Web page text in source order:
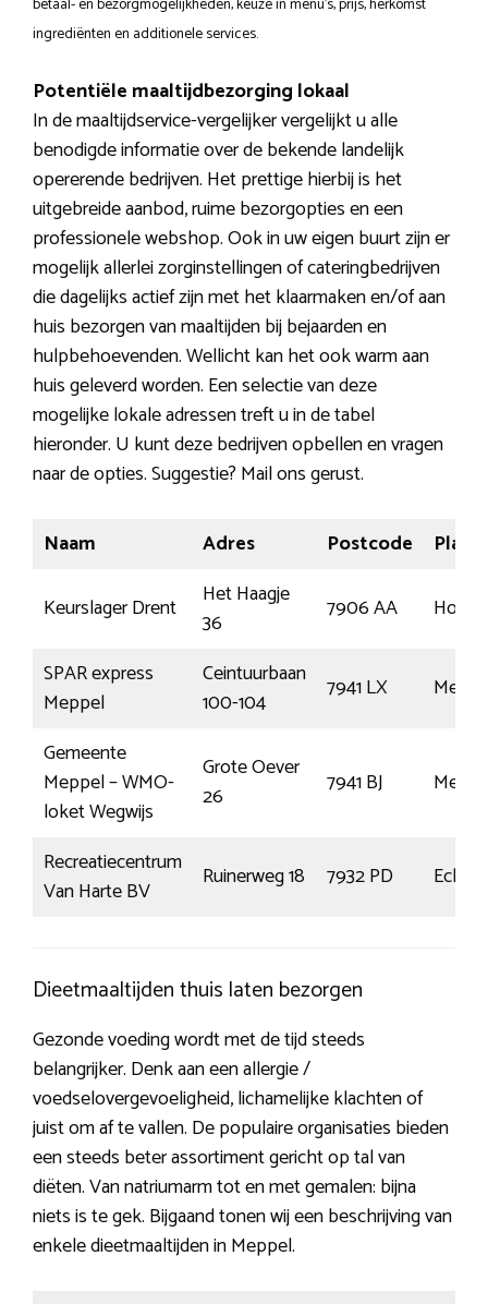
ingrediënten en additionele services.
Potentiële maaltijdbezorging lokaal
In de maaltijdservice-vergelijker vergelijkt u alle
benodigde informatie over de bekende landelijk
opererende bedrijven. Het prettige hierbij is het
uitgebreide aanbod, ruime bezorgopties en een
professionele webshop. Ook in uw eigen buurt zijn er
mogelijk allerlei zorginstellingen of cateringbedrijven
die dagelijks actief zijn met het klaarmaken en/of aan
huis bezorgen van maaltijden bij bejaarden en
hulpbehoevenden. Wellicht kan het ook warm aan
huis geleverd worden. Een selectie van deze
mogelijke lokale adressen treft u in de tabel
hieronder. U kunt deze bedrijven opbellen en vragen
naar de opties. Suggestie? Mail ons gerust.
Naam Adres Postcode
Plaats
Keurslager Drent
Het Haagje
36
7906 AA
SPAR express
Meppel
Ceintuurbaan
100-104
7941 LX
Gemeente
Meppel – WMO-
loket Wegwijs
Grote Oever
26
7941 BJ
Recreatiecentrum
Van Harte BV
Ruinerweg 18 7932 PD Echten
Dieetmaaltijden thuis laten bezorgen
Gezonde voeding wordt met de tijd steeds
belangrijker. Denk aan een allergie /
voedselovergevoeligheid, lichamelijke klachten of
juist om af te vallen. De populaire organisaties bieden
een steeds beter assortiment gericht op tal van
diëten. Van natriumarm tot en met gemalen: bijna
niets is te gek. Bijgaand tonen wij een beschrijving van
enkele dieetmaaltijden in Meppel.